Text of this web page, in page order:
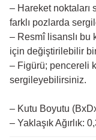
– Hareket noktaları
farklı pozlarda
– Resmî lisanslı bu
için değiştirilebilir
– Figürü; pencereli
sergileyebilirsiniz.
– Kutu Boyutu
– Yaklaşık Ağırlık: